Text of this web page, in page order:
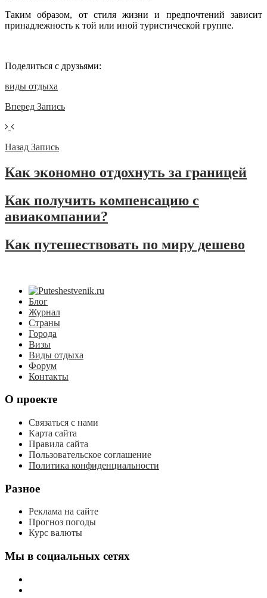
Таким образом, от стиля жизни и предпочтений зависит
принадлежность к той или иной туристической группе.
Поделиться с друзьями:
виды отдыха
Вперед Запись
Назад Запись
Как экономно отдохнуть за границей
Как получить компенсацию с
авиакомпании?
Как путешествовать по миру дешево
Блог
Журнал
Страны
Города
Визы
Виды отдыха
Форум
Контакты
О проекте
Связаться с нами
Карта сайта
Правила сайта
Пользовательское соглашение
Политика конфиденциальности
Разное
Реклама на сайте
Прогноз погоды
Курс валюты
Мы в социальных сетях